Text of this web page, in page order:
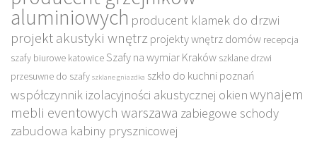
aluminiowych producent klamek do drzwi
projekt akustyki wnętrz projekty wnętrz domów recepcja
szafy biurowe katowiceSzafy na wymiar Kraków szklane drzwi
przesuwne do szafy szklane gniazdka szkło do kuchni poznań
współczynnik izolacyjności akustycznej okienwynajem
mebli eventowych warszawa zabiegowe schody
zabudowa kabiny prysznicowej